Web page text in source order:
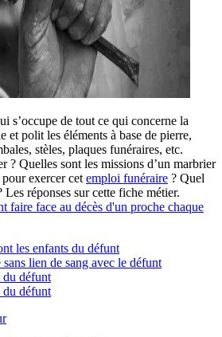
s’occupe de tout ce qui concerne la
et polit les éléments à base de pierre,
stèles, plaques funéraires, etc.
? Quelles sont les missions d’un marbrier
exercer cet emploi funéraire ? Quel
réponses sur cette fiche métier.
faire face au décès d'un proche chaque
les enfants du défunt
lien de sang avec le défunt
du défunt
du défunt